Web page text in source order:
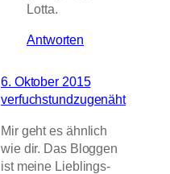
Lotta.
Antworten
6. Oktober 2015
verfuchstundzugenäht
Mir geht es ähnlich
wie dir. Das Bloggen
ist meine Lieblings-